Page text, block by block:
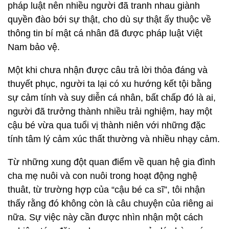
pháp luật nên nhiều người đã tranh nhau giành
quyền đào bới sự thật, cho dù sự thật ấy thuộc về
thông tin bí mật cá nhân đã được pháp luật Việt
Nam bảo vệ.
Một khi chưa nhận được câu trả lời thỏa đáng và
thuyết phục, người ta lại có xu hướng kết tội bằng
sự cảm tính và suy diễn cá nhân, bất chấp đó là ai,
người đã trưởng thành nhiều trải nghiệm, hay một
cậu bé vừa qua tuổi vị thành niên với những đặc
tính tâm lý cảm xúc thất thường và nhiều nhạy cảm.
Từ những xung đột quan điểm về quan hệ gia đình
cha mẹ nuôi và con nuôi trong hoạt động nghệ
thuât, từ trường hợp của “cậu bé ca sĩ”, tôi nhận
thấy rằng đó không còn là câu chuyện của riêng ai
nữa. Sự việc này cần được nhìn nhận một cách